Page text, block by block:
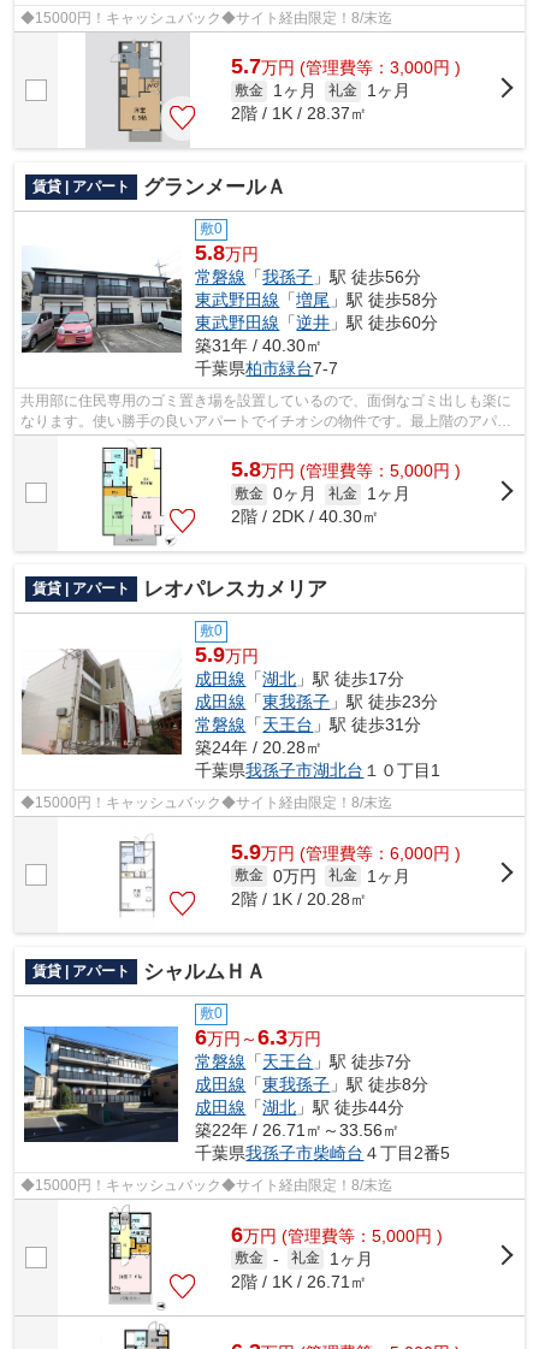
◆15000円！キャッシュバック◆サイト経由限定！8/末迄
5.7万円 (管理費等：3,000円 )
敷金 1ヶ月 礼金
1ヶ月
2階 / 1K / 28.37㎡
賃貸 | アパート グランメールＡ
敷0
5.8万円
常磐線 「我孫子 」駅 徒歩56分
東武野田線 「増尾 」駅 徒歩58分
東武野田線 「逆井 」駅 徒歩60分
築31年 / 40.30㎡
千葉県柏市緑台7-7
共用部に住民専用のゴミ置き場を設置しているので、面倒なゴミ出しも楽に
なります。使い勝手の良いアパートでイチオシの物件です。最上階のアパー
トです。ポイントやマイルが貯まりや...
5.8万円 (管理費等：5,000円 )
敷金 0ヶ月 礼金
1ヶ月
2階 / 2DK / 40.30㎡
賃貸 | アパート レオパレスカメリア
敷0
5.9万円
成田線 「湖北 」駅 徒歩17分
成田線 「東我孫子 」駅 徒歩23分
常磐線 「天王台 」駅 徒歩31分
築24年 / 20.28㎡
千葉県我孫子市湖北台 １０丁目1
◆15000円！キャッシュバック◆サイト経由限定！8/末迄
5.9万円 (管理費等：6,000円 )
敷金 0万円 礼金
1ヶ月
2階 / 1K / 20.28㎡
賃貸 | アパート シャルムＨＡ
敷0
6万円～6.3万円
常磐線 「天王台 」駅 徒歩7分
成田線 「東我孫子 」駅 徒歩8分
成田線 「湖北 」駅 徒歩44分
築22年 / 26.71㎡～33.56㎡
千葉県我孫子市柴崎台 ４丁目2番5
◆15000円！キャッシュバック◆サイト経由限定！8/末迄
6万円 (管理費等：5,000円 )
敷金 - 礼金
1ヶ月
2階 / 1K / 26.71㎡